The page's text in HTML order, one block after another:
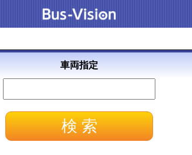
車両指定